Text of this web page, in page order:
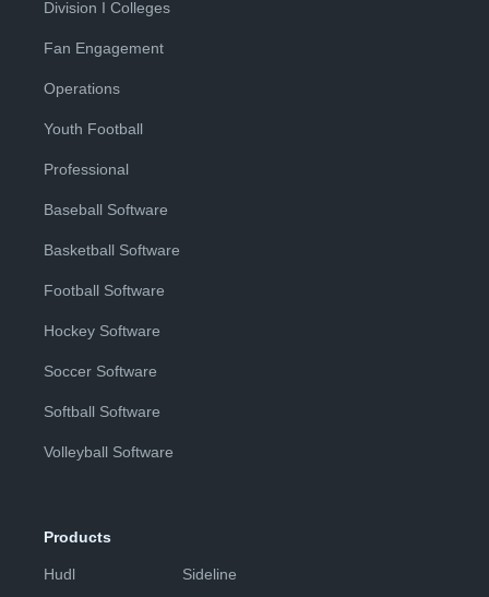
Division I Colleges
Fan Engagement
Operations
Youth Football
Professional
Baseball Software
Basketball Software
Football Software
Hockey Software
Soccer Software
Softball Software
Volleyball Software
Products
Hudl Sideline